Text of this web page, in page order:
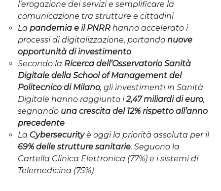
l’erogazione dei servizi e semplificare la
comunicazione tra strutture e cittadini
La pandemia e il PNRR hanno accelerato i
processi di digitalizzazione, portando nuove
opportunità di investimento
Secondo la Ricerca dell’Osservatorio Sanità
Digitale della School of Management del
Politecnico di Milano, gli investimenti in Sanità
Digitale hanno raggiunto i2,47 miliardi di euro,
segnando una crescita del 12% rispetto all’anno
precedente
La Cybersecurityè oggi la priorità assoluta per il
69% delle strutture sanitarie. Seguono la
Cartella Clinica Elettronica (77%) e i sistemi di
Telemedicina (75%)